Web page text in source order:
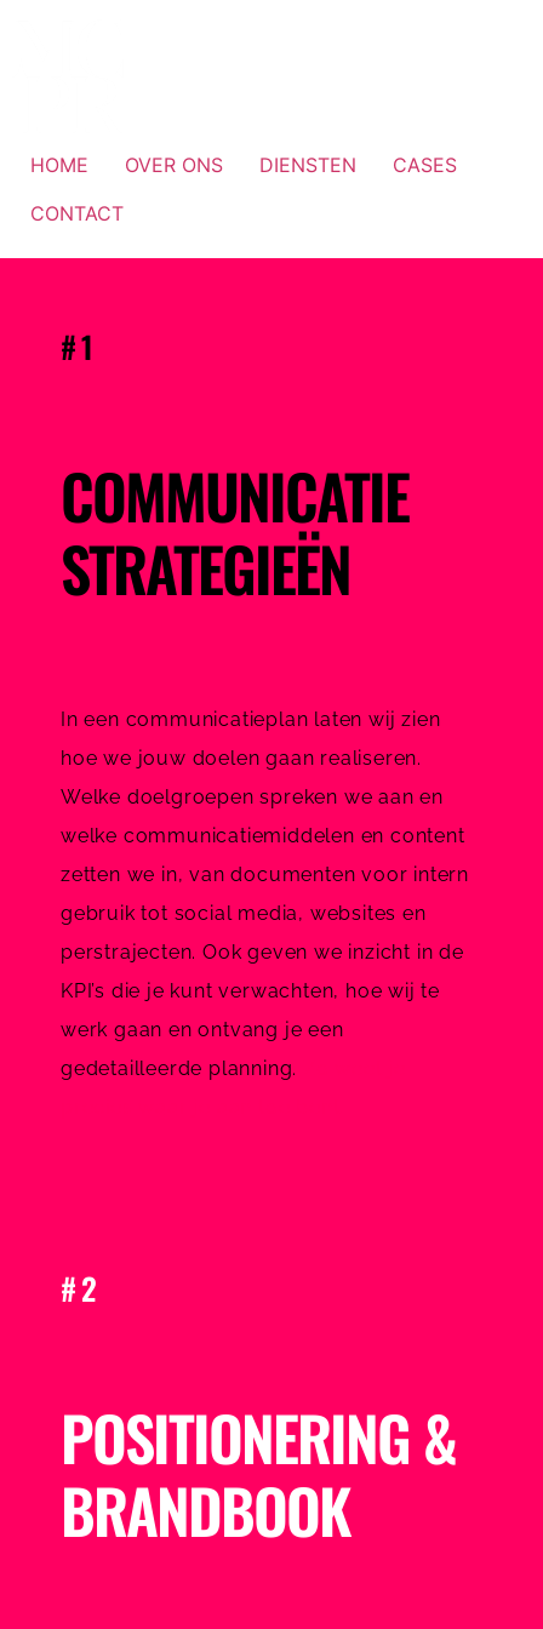
HOME OVER ONS DIENSTEN
CASES
CONTACT
#1
COMMUNICATIE
STRATEGIEËN
In een communicatieplan laten wij zien
hoe we jouw doelen gaan realiseren.
Welke doelgroepen spreken we aan en
welke communicatiemiddelen en content
zetten we in, van documenten voor intern
gebruik tot social media, websites en
perstrajecten. Ook geven we inzicht in de
KPI’s die je kunt verwachten, hoe wij te
werk gaan en ontvang je een
gedetailleerde planning.
#2
POSITIONERING &
BRANDBOOK